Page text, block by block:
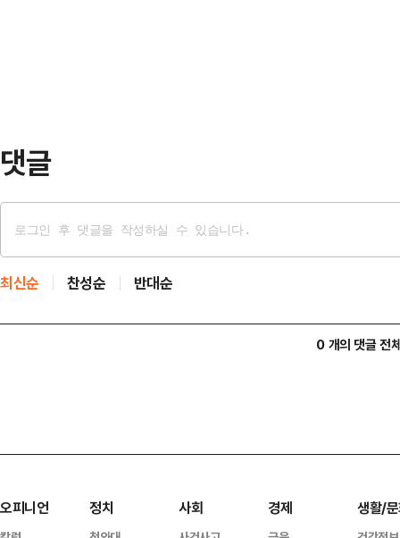
댓글
최신순 찬성순 반대순
0 개의 댓글 전
오피니언 정치 사회 경제 생활/